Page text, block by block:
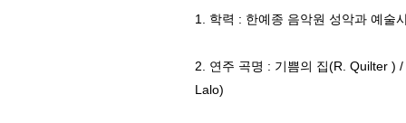
1. 학력 : 한예종 음악원 성악과 예술
2. 연주 곡명 : 기쁨의 집(R. Quilter )
Lalo)